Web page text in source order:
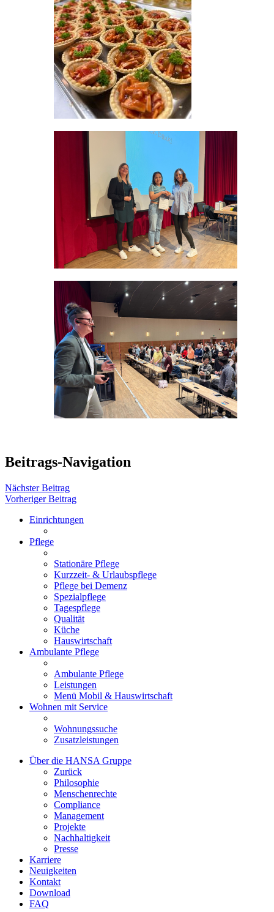
Beitrags-Navigation
Nächster Beitrag
Vorheriger Beitrag
Einrichtungen
Pflege
Stationäre Pflege
Kurzzeit- & Urlaubspflege
Pflege bei Demenz
Spezialpflege
Tagespflege
Qualität
Küche
Hauswirtschaft
Ambulante Pflege
Ambulante Pflege
Leistungen
Menü Mobil & Hauswirtschaft
Wohnen mit Service
Wohnungssuche
Zusatzleistungen
Über die HANSA Gruppe
Zurück
Philosophie
Menschenrechte
Compliance
Management
Projekte
Nachhaltigkeit
Presse
Karriere
Neuigkeiten
Kontakt
Download
FAQ